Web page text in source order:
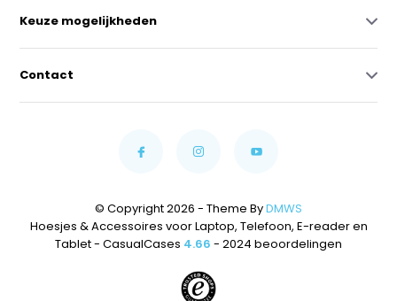
Keuze mogelijkheden
Contact
© Copyright 2026 - Theme ByDMWS
Hoesjes & Accessoires voor Laptop, Telefoon, E-reader en
Tablet - CasualCases 4.66 - 2024 beoordelingen